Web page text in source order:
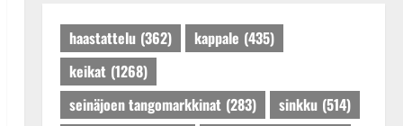
haastattelu (362) kappale (435)
keikat (1268)
seinäjoen tangomarkkinat (283) sinkku (514)